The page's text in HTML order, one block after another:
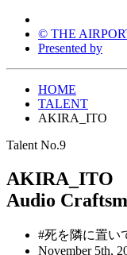
© THE
Presented by
HOME
TALENT
AKIRA_ITO
Talent No.9
AKIRA_ITO
Audio
#死を隣に置い
November 5th,